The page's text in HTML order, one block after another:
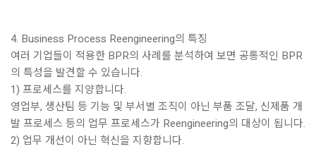
4. Business Process Reengineering의 특징
여러 기업들이 적용한 BPR의 사례를 분석하여 보면 공통적인 BPR
의 특성을 발견할 수 있습니다.
1) 프로세스를 지양합니다.
영업부, 생산팀 등 기능 및 부서별 조직이 아닌 부품 조달, 신제품 개
발 프로세스 등의 업무 프로세스가 Reengineering의 대상이 됩니다.
2) 업무 개선이 아닌 혁신을 지향합니다.